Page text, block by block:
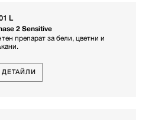
L
2 Sensitive
препарат за бели, цветни и
ДЕТАЙЛИ